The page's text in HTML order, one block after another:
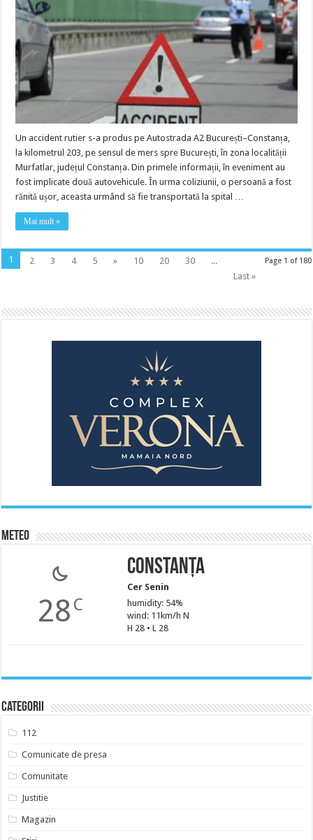
Un accident rutier s-a produs pe Autostrada A2 București–Constanța,
la kilometrul 203, pe sensul de mers spre București, în zona localității
Murfatlar, județul Constanța. Din primele informații, în eveniment au
fost implicate două autovehicule. În urma coliziunii, o persoană a fost
rănită ușor, aceasta urmând să fie transportată la spital …
Mai mult »
Page 1 of 180
1 2 3 4 5 » 10 20 30
...
Last »
Meteo
28 C
Constanța
Cer Senin
humidity: 54%
wind: 11km/h N
H 28 • L 28
Categorii
112
Comunicate de presa
Comunitate
Justitie
Magazin